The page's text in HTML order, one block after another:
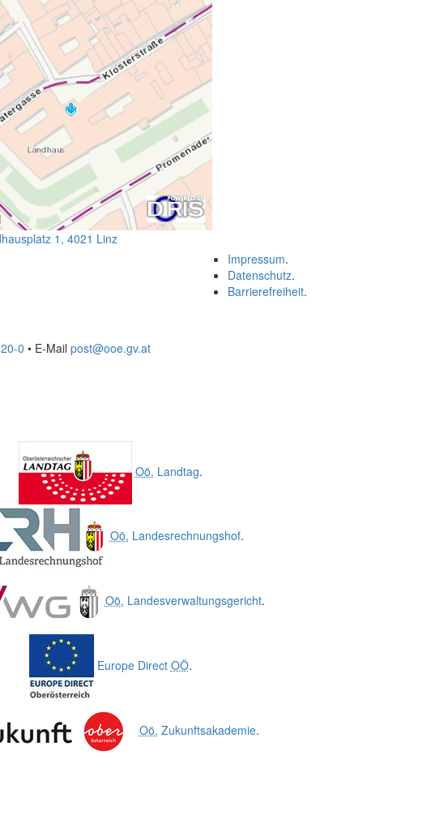
1, 4021 Linz
Impressum.
Datenschutz.
Barrierefreiheit.
0 • E-Mail post@ooe.gv.at
Oö. Landtag.
Oö. Landesrechnungshof.
Oö. Landesverwaltungsgericht.
Europe Direct OÖ.
Oö. Zukunftsakademie.